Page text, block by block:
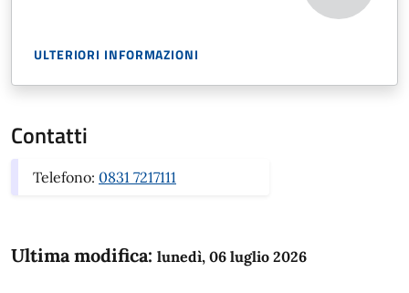
ULTERIORI INFORMAZIONI
Contatti
Telefono: 0831 7217111
Ultima modifica: lunedì, 06 luglio 2026